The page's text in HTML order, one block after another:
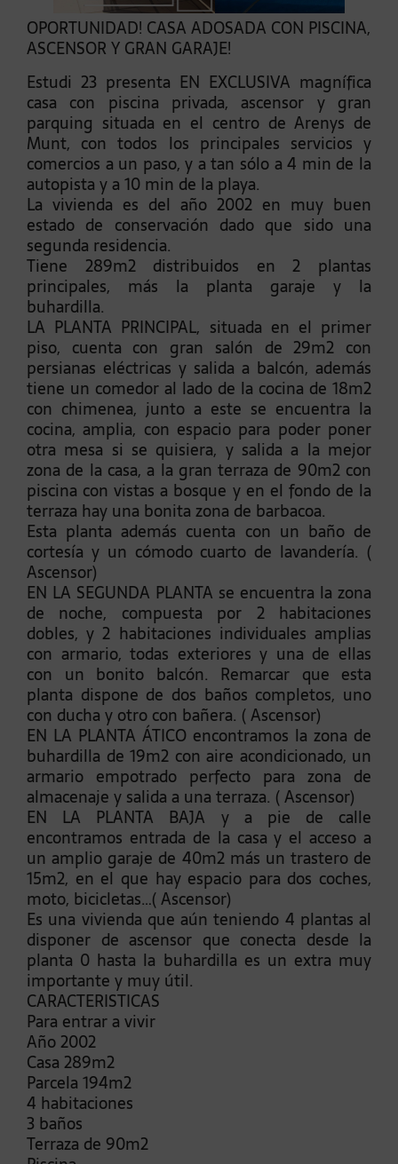
OPORTUNIDAD! CASA ADOSADA CON PISCINA,
ASCENSOR Y GRAN GARAJE!
Estudi 23 presenta EN EXCLUSIVA magnífica
casa con piscina privada, ascensor y gran
parquing situada en el centro de Arenys de
Munt, con todos los principales servicios y
comercios a un paso, y a tan sólo a 4 min de la
autopista y a 10 min de la playa.
La vivienda es del año 2002 en muy buen
estado de conservación dado que sido una
segunda residencia.
Tiene 289m2 distribuidos en 2 plantas
principales, más la planta garaje y la
buhardilla.
LA PLANTA PRINCIPAL, situada en el primer
piso, cuenta con gran salón de 29m2 con
persianas eléctricas y salida a balcón, además
tiene un comedor al lado de la cocina de 18m2
con chimenea, junto a este se encuentra la
cocina, amplia, con espacio para poder poner
otra mesa si se quisiera, y salida a la mejor
zona de la casa, a la gran terraza de 90m2 con
piscina con vistas a bosque y en el fondo de la
terraza hay una bonita zona de barbacoa.
Esta planta además cuenta con un baño de
cortesía y un cómodo cuarto de lavandería. (
Ascensor)
EN LA SEGUNDA PLANTA se encuentra la zona
de noche, compuesta por 2 habitaciones
dobles, y 2 habitaciones individuales amplias
con armario, todas exteriores y una de ellas
con un bonito balcón. Remarcar que esta
planta dispone de dos baños completos, uno
con ducha y otro con bañera. ( Ascensor)
EN LA PLANTA ÁTICO encontramos la zona de
buhardilla de 19m2 con aire acondicionado, un
armario empotrado perfecto para zona de
almacenaje y salida a una terraza. ( Ascensor)
EN LA PLANTA BAJA y a pie de calle
encontramos entrada de la casa y el acceso a
un amplio garaje de 40m2 más un trastero de
15m2, en el que hay espacio para dos coches,
moto, bicicletas…( Ascensor)
Es una vivienda que aún teniendo 4 plantas al
disponer de ascensor que conecta desde la
planta 0 hasta la buhardilla es un extra muy
importante y muy útil.
CARACTERISTICAS
Para entrar a vivir
Año 2002
Casa 289m2
Parcela 194m2
4 habitaciones
3 baños
Terraza de 90m2